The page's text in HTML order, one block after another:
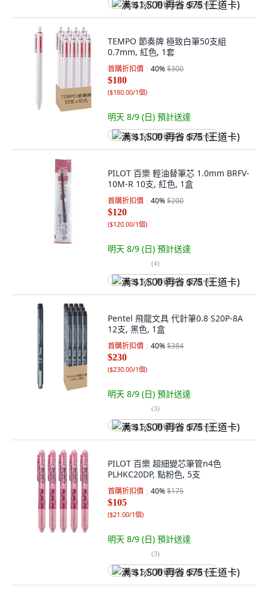
满 $1,500 再省 $75 (王道卡)
TEMPO 節奏牌 極致白筆50支組
0.7mm, 紅色, 1套
首購折扣價 40%$300
$180
($180.00/1個)
明天 8/9 (日) 預計送達
满 $1,500 再省 $75 (王道卡)
PILOT 百樂 輕油替筆芯 1.0mm BRFV-
10M-R 10支, 紅色, 1盒
首購折扣價 40%$200
$120
($120.00/1個)
明天 8/9 (日) 預計送達
(4)
满 $1,500 再省 $75 (王道卡)
Pentel 飛龍文具 代針筆0.8 S20P-8A
12支, 黑色, 1盒
首購折扣價 40%$384
$230
($230.00/1個)
明天 8/9 (日) 預計送達
(3)
满 $1,500 再省 $75 (王道卡)
PILOT 百樂 超細變芯筆管n4色
PLHKC20DP, 點粉色, 5支
首購折扣價 40%$175
$105
($21.00/1個)
明天 8/9 (日) 預計送達
(3)
满 $1,500 再省 $75 (王道卡)